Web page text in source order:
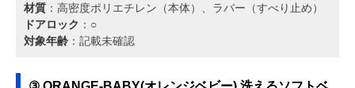
材質 ：高密度ポリエチレン（本体）、ラバー（すべり止め）
ドアロック ：○
対象年齢 ：記載未確認